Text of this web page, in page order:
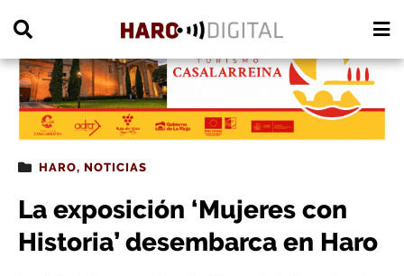
HARO, NOTICIAS
La exposición ‘Mujeres con
Historia’ desembarca en Haro